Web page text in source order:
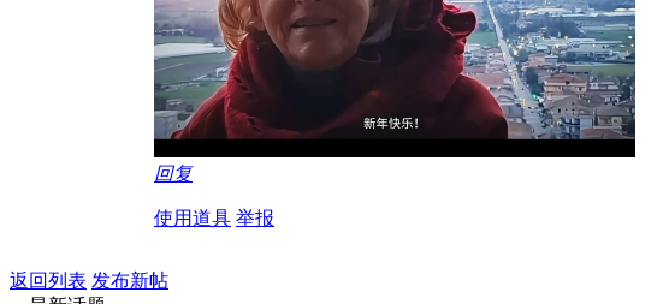
回复
使用道具 举报
返回列表 发布新帖